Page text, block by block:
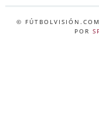
©
POR